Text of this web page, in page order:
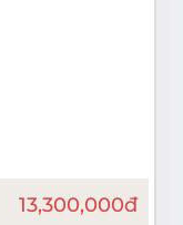
13,300,000đ